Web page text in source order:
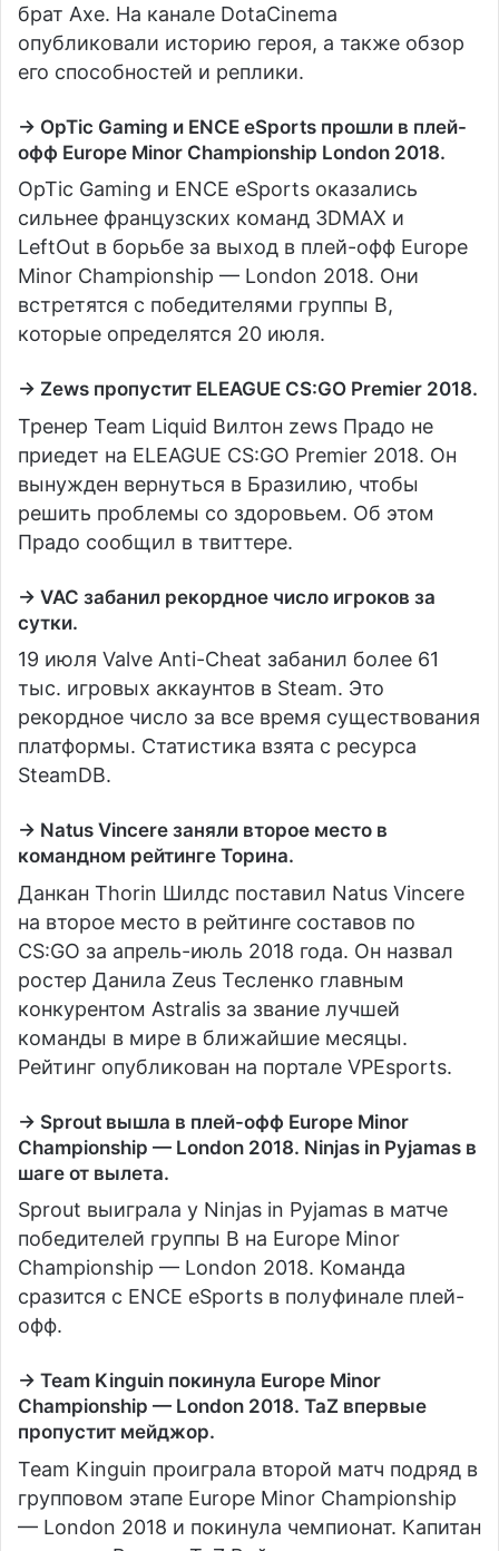
брат Axe. На канале DotaCinema
опубликовали историю героя, а также обзор
его способностей и реплики.
→ OpTic Gaming и ENCE eSports прошли в плей-
офф Europe Minor Championship London 2018.
OpTic Gaming и ENCE eSports оказались
сильнее французских команд 3DMAX и
LeftOut в борьбе за выход в плей-офф Europe
Minor Championship — London 2018. Они
встретятся с победителями группы В,
которые определятся 20 июля.
→ Zews пропустит ELEAGUE CS:GO Premier 2018.
Тренер Team Liquid Вилтон zews Прадо не
приедет на ELEAGUE CS:GO Premier 2018. Он
вынужден вернуться в Бразилию, чтобы
решить проблемы со здоровьем. Об этом
Прадо сообщил в твиттере.
→ VAC забанил рекордное число игроков за
сутки.
19 июля Valve Anti-Cheat забанил более 61
тыс. игровых аккаунтов в Steam. Это
рекордное число за все время существования
платформы. Статистика взята с ресурса
SteamDB.
→ Natus Vincere заняли второе место в
командном рейтинге Торина.
Данкан Thorin Шилдс поставил Natus Vincere
на второе место в рейтинге составов по
CS:GO за апрель-июль 2018 года. Он назвал
ростер Данила Zeus Тесленко главным
конкурентом Astralis за звание лучшей
команды в мире в ближайшие месяцы.
Рейтинг опубликован на портале VPEsports.
→ Sprout вышла в плей-офф Europe Minor
Championship — London 2018. Ninjas in Pyjamas в
шаге от вылета.
Sprout выиграла у Ninjas in Pyjamas в матче
победителей группы B на Europe Minor
Championship — London 2018. Команда
сразится с ENCE eSports в полуфинале плей-
офф.
→ Team Kinguin покинула Europe Minor
Championship — London 2018. TaZ впервые
пропустит мейджор.
Team Kinguin проиграла второй матч подряд в
групповом этапе Europe Minor Championship
— London 2018 и покинула чемпионат. Капитан